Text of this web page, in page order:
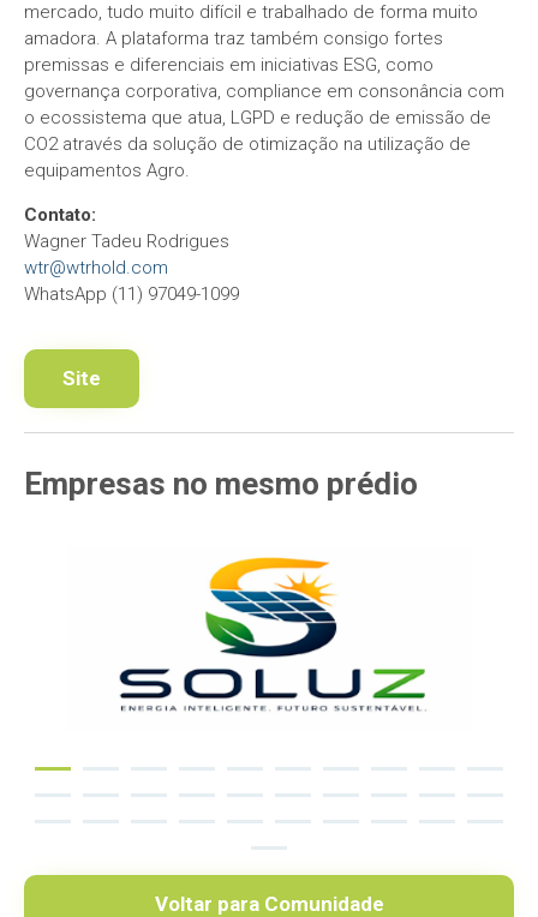
mercado, tudo muito difícil e trabalhado de forma muito
amadora. A plataforma traz também consigo fortes
premissas e diferenciais em iniciativas ESG, como
governança corporativa, compliance em consonância com
o ecossistema que atua, LGPD e redução de emissão de
CO2 através da solução de otimização na utilização de
equipamentos Agro.
Contato:
Wagner Tadeu Rodrigues
wtr@wtrhold.com
WhatsApp (11) 97049-1099
Site
Empresas no mesmo prédio
Voltar para Comunidade